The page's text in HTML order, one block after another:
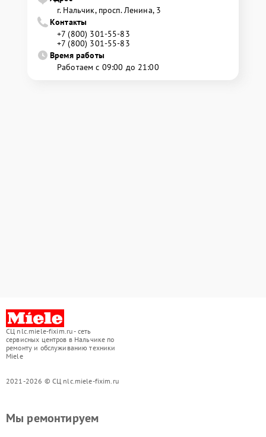
г. Нальчик, просп. Ленина, 3
Контакты
+7 (800) 301-55-83
+7 (800) 301-55-83
Время работы
Работаем с 09:00 до 21:00
СЦ nlc.miele-fixim.ru - сеть
сервисных центров в Нальчике по
ремонту и обслуживанию техники
Miele
2021-2026 © СЦ nlc.miele-fixim.ru
Мы ремонтируем